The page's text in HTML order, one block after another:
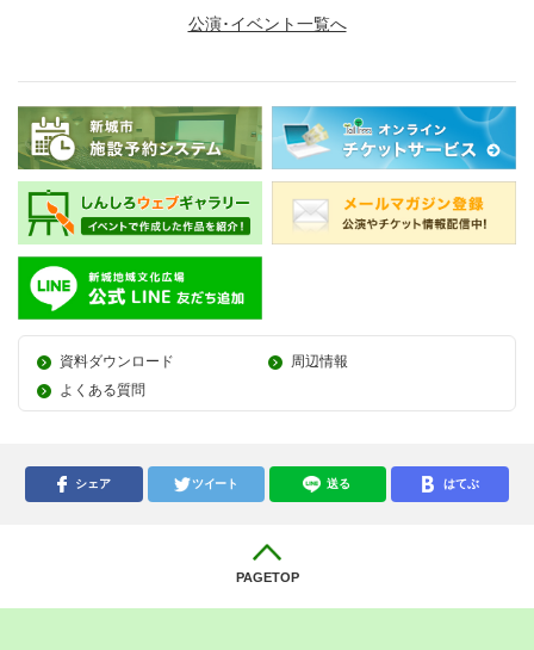
公演･イベント一覧へ
資料ダウンロード
周辺情報
よくある質問
シェア ツイート 送る はてぶ
PAGETOP